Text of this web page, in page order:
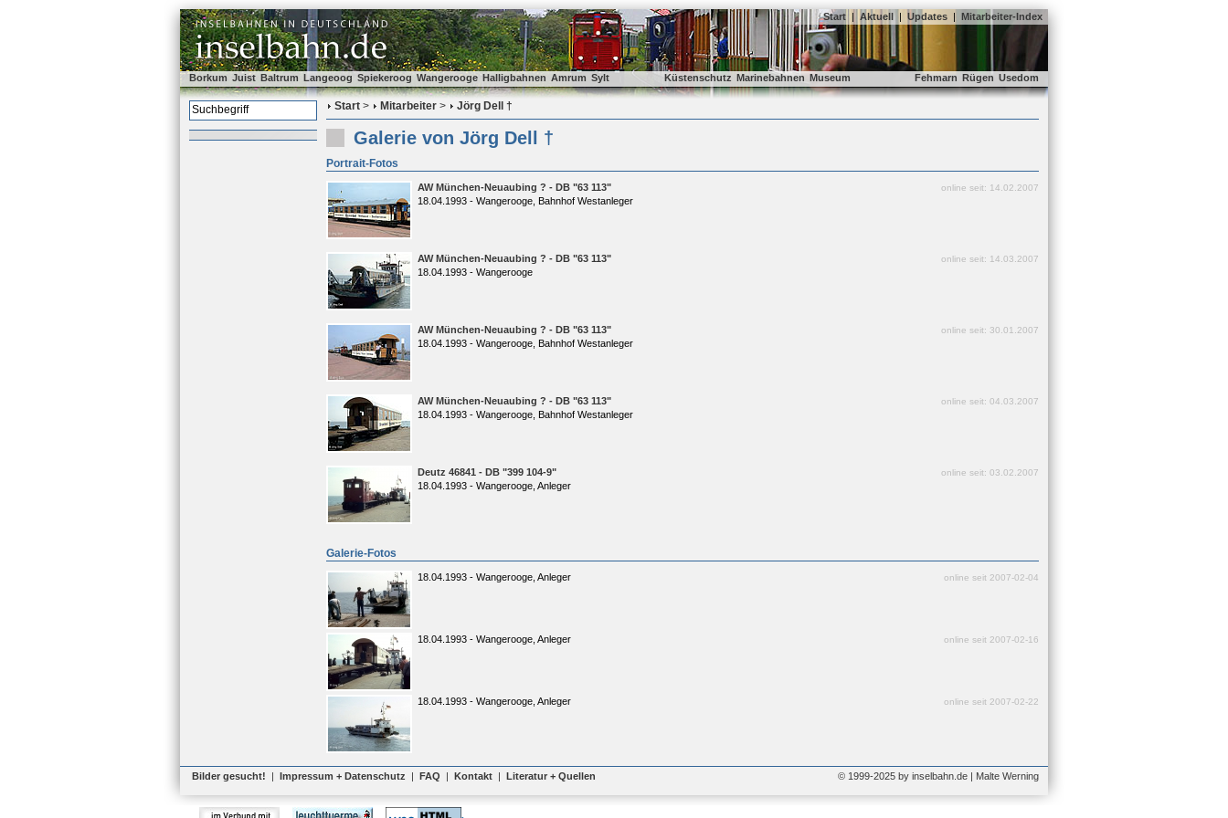
Start | Aktuell | Updates | Mitarbeiter-Index
Borkum Juist Baltrum Langeoog Spiekeroog Wangerooge Halligbahnen Amrum Sylt Küstenschutz Marinebahnen Museum Fehmarn Rügen Usedom
Start > Mitarbeiter > Jörg Dell †
Galerie von Jörg Dell †
Portrait-Fotos
AW München-Neuaubing ? - DB "63 113" online seit: 14.02.2007
18.04.1993 - Wangerooge, Bahnhof Westanleger
AW München-Neuaubing ? - DB "63 113" online seit: 14.03.2007
18.04.1993 - Wangerooge
AW München-Neuaubing ? - DB "63 113" online seit: 30.01.2007
18.04.1993 - Wangerooge, Bahnhof Westanleger
AW München-Neuaubing ? - DB "63 113" online seit: 04.03.2007
18.04.1993 - Wangerooge, Bahnhof Westanleger
Deutz 46841 - DB "399 104-9" online seit: 03.02.2007
18.04.1993 - Wangerooge, Anleger
Galerie-Fotos
18.04.1993 - Wangerooge, Anleger online seit 2007-02-04
18.04.1993 - Wangerooge, Anleger online seit 2007-02-16
18.04.1993 - Wangerooge, Anleger online seit 2007-02-22
Bilder gesucht! | Impressum + Datenschutz | FAQ | Kontakt | Literatur + Quellen © 1999-2025 by inselbahn.de | Malte Werning